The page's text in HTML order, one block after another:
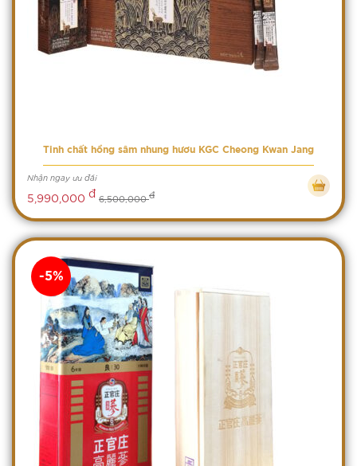
Tinh chất hồng sâm nhung hươu KGC Cheong Kwan Jang
Nhận ngay ưu đãi
5,990,000 đ 6,500,000đ
-5%